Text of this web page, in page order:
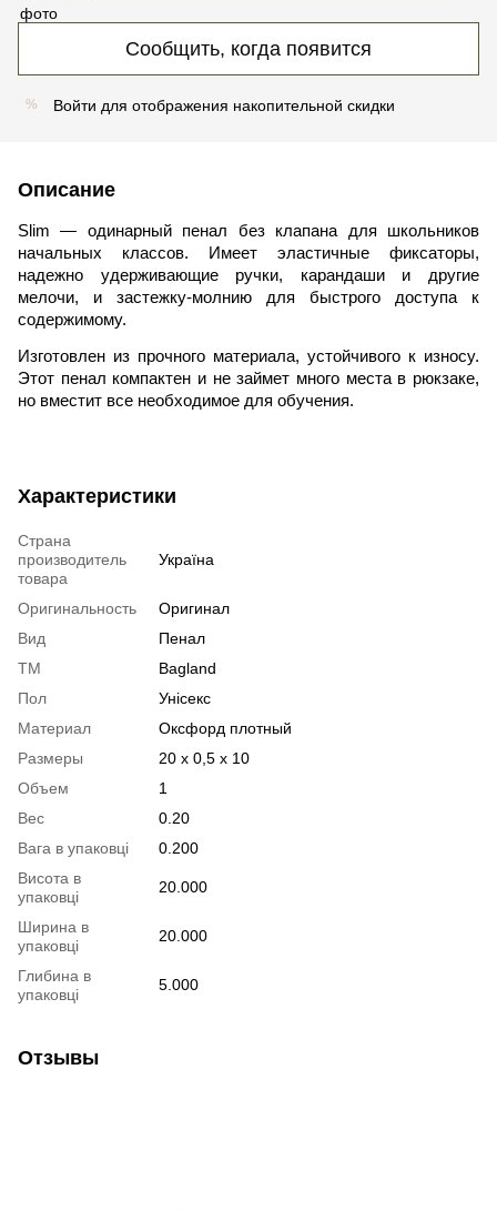
Сообщить, когда появится
% Войти для отображения накопительной скидки
Описание
Slim — одинарный пенал без клапана для школьников
начальных классов. Имеет эластичные фиксаторы,
надежно удерживающие ручки, карандаши и другие
мелочи, и застежку-молнию для быстрого доступа к
содержимому.
Изготовлен из прочного материала, устойчивого к износу.
Этот пенал компактен и не займет много места в рюкзаке,
но вместит все необходимое для обучения.
Характеристики
Страна
производитель
товара
Україна
Оригинальность
Оригинал
Вид
Пенал
ТМ
Bagland
Пол
Унісекс
Материал
Оксфорд плотный
Размеры
20 х 0,5 х 10
Объем
1
Вес
0.20
Вага в упаковці
0.200
Висота в
упаковці
20.000
Ширина в
упаковці
20.000
Глибина в
упаковці
5.000
Отзывы